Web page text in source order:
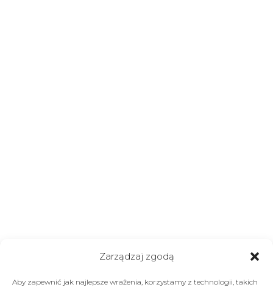
Zarządzaj zgodą
Aby zapewnić jak najlepsze wrażenia, korzystamy z technologii, takich